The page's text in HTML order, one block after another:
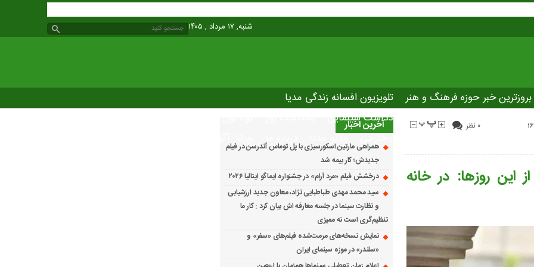
شنبه, ۱۷ مرداد , ۱۴۰۵
بروزترین خبر حوزه فرهنگ و هنر
تلویزیون افسانه زندگی مدیا
نوروسینما پلاس مدیا یادداشت سینمایی
دانلود فیلم های خارجی رادیو مدیا درباره ما رپرتاژ آگهی
۰ نظر
این روزها: در خانه
آخرین اخبار
همراهی مارتین اسکورسیزی با پل توماس ٱندرسن در فیلم
جدیدش؛ کار بیمه شد
درخشش فیلم «مرد آرام» در جشنواره ایماگو ایتالیا ۲۰۲۶
سید محمد مهدی طباطبایی نژاد، معاون جدید ارزشیابی
و نظارت سینما در جلسه معارفه اش بیان کرد : کار ما
تنظیم‌گری است نه ممیزی
نمایش نسخه‌های مرمت‌شده فیلم‌های «سفر» و
«سلندر» در موزه سینمای ایران